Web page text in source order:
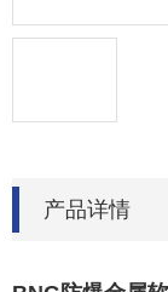
产品详情